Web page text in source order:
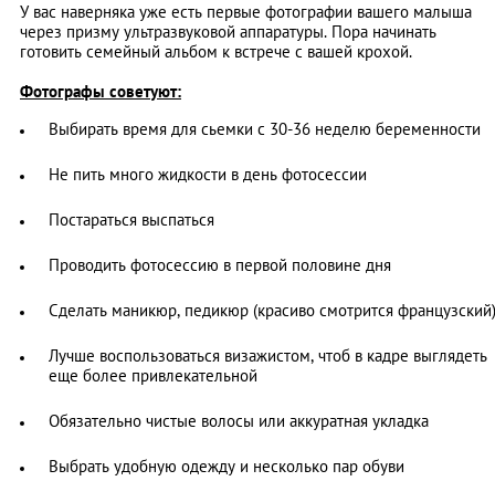
У вас наверняка уже есть первые фотографии вашего малыша
через призму ультразвуковой аппаратуры. Пора начинать
готовить семейный альбом к встрече с вашей крохой.
Фотографы советуют:
Выбирать время для сьемки с 30-36 неделю беременности
Не пить много жидкости в день фотосессии
Постараться выспаться
Проводить фотосессию в первой половине дня
Сделать маникюр, педикюр (красиво смотрится французский)
Лучше воспользоваться визажистом, чтоб в кадре выглядеть
еще более привлекательной
Обязательно чистые волосы или аккуратная укладка
Выбрать удобную одежду и несколько пар обуви